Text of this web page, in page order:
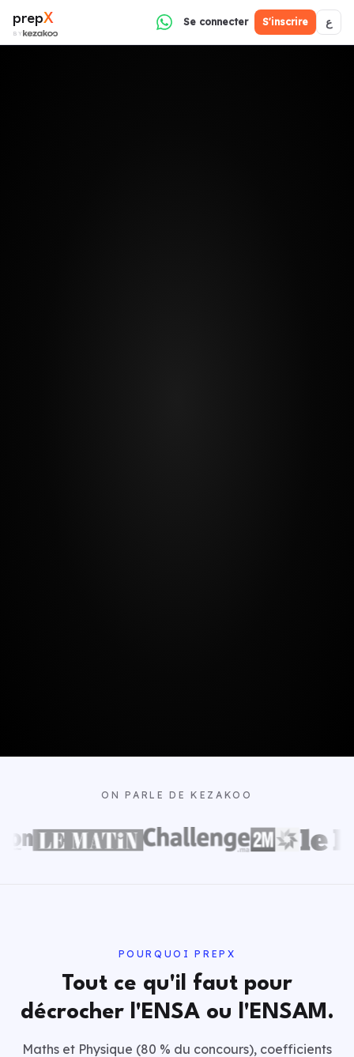
prepX
BY
Se connecter S'inscrire ع
ON PARLE DE KEZAKOO
POURQUOI PREPX
Tout ce qu'il faut pour
décrocher l'ENSA ou l'ENSAM.
Maths et Physique (80 % du concours), coefficients